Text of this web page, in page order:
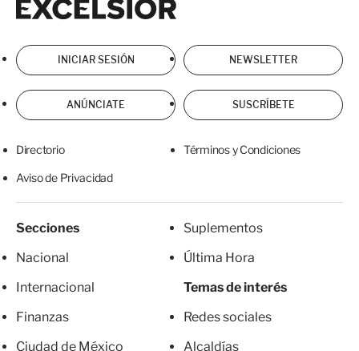
INICIAR SESIÓN NEWSLETTER
ANÚNCIATE SUSCRÍBETE
Directorio Términos y Condiciones
Aviso de Privacidad
Secciones
Nacional
Internacional
Finanzas
Ciudad de México
Suplementos
Última Hora
Temas de interés
Redes sociales
Alcaldías